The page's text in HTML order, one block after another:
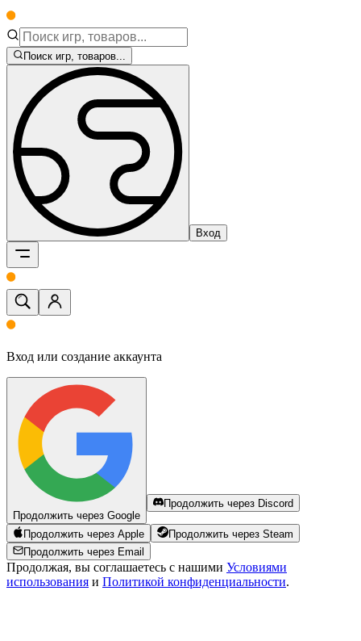
Поиск игр, товаров...
Вход
Вход или создание аккаунта
Продолжить через Google
Продолжить через Discord
Продолжить через Apple
Продолжить через Steam
Продолжить через Email
Продолжая, вы соглашаетесь с нашими Условиями
использования и Политикой конфиденциальности.